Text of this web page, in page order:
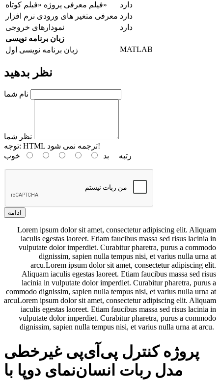
فیلم معرفی پروژه «فیلم کوتاه»
دارد
معرفی متغیر های ورودی نرم افزار دارد
نمودارهای خروجی
دارد
زبان برنامه نویسی
زبان برنامه نویسی اول
MATLAB
نظر بدهید
نام شما
نظر شما
توجه:
HTML ترجمه نمی شود!
رتبه بد خوب
ادامه
Lorem ipsum dolor sit amet, consectetur adipiscing elit. Aliquam
iaculis egestas laoreet. Etiam faucibus massa sed risus lacinia in
vulputate dolor imperdiet. Curabitur pharetra, purus a commodo
dignissim, sapien nulla tempus nisi, et varius nulla urna at
arcu.Lorem ipsum dolor sit amet, consectetur adipiscing elit.
Aliquam iaculis egestas laoreet. Etiam faucibus massa sed risus
lacinia in vulputate dolor imperdiet. Curabitur pharetra, purus a
commodo dignissim, sapien nulla tempus nisi, et varius nulla urna at
arcuLorem ipsum dolor sit amet, consectetur adipiscing elit. Aliquam
iaculis egestas laoreet. Etiam faucibus massa sed risus lacinia in
vulputate dolor imperdiet. Curabitur pharetra, purus a commodo
dignissim, sapien nulla tempus nisi, et varius nulla urna at arcu.
پروژه کنترل پی‌آی‌پی غیرخطی
مدل ربات انسان‌نمای دوپا با